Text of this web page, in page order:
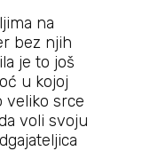
na
bez njih
je to još
u kojoj
veliko srce
voli svoju